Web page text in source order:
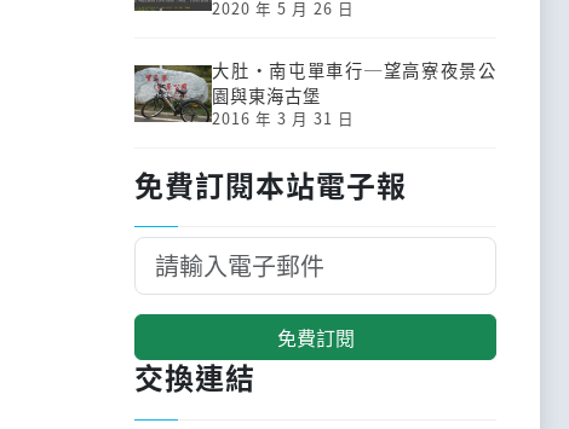
2020 年 5 月 26 日
大肚‧南屯單車行─望高寮夜景公
園與東海古堡
2016 年 3 月 31 日
免費訂閱本站電子報
免費訂閱
交換連結